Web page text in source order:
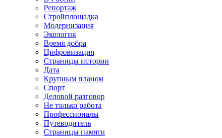
Репортаж
Стройплощадка
Модернизация
Экология
Время добра
Цифровизация
Страницы истории
Дата
Крупным планом
Спорт
Деловой разговор
Не только работа
Профессионалы
Путеводитель
Страницы памяти